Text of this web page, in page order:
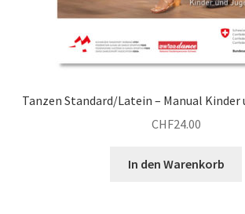
Tanzen Standard/Latein – Manual Kinder
CHF24.00
In den Warenkorb